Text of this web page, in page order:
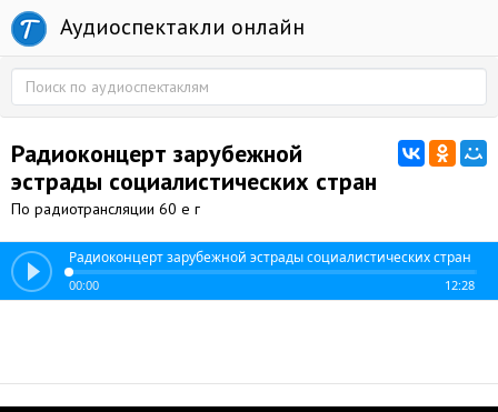
Аудиоспектакли онлайн
Радиоконцерт зарубежной
эстрады социалистических стран
По радиотрансляции 60 е г
Радиоконцерт зарубежной эстрады социалистических стран
00:00 12:28